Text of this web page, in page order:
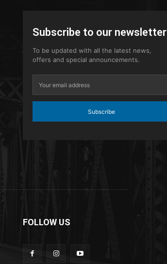
Subscribe to our newsletter
To be updated with all the latest news,
offers and special announcements.
Subscribe
FOLLOW US